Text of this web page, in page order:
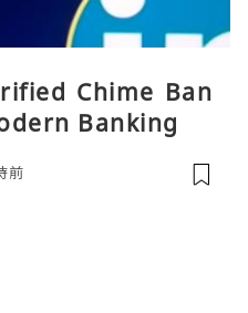
Chime Ban
Banking
前